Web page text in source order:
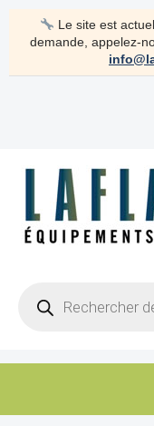
Le site est
demande, appelez-
search